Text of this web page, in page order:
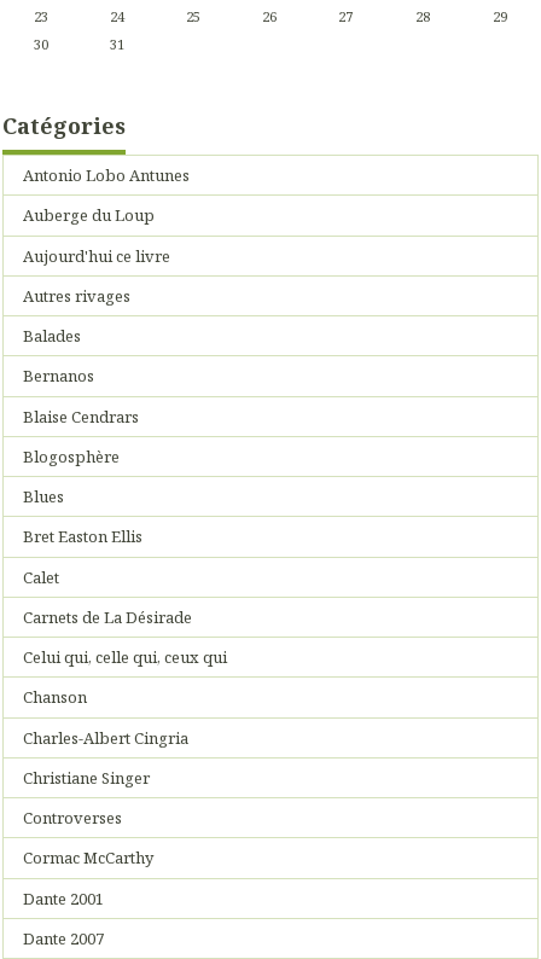
23
24 25 26 27 28
29
30
31
Catégories
Antonio Lobo Antunes
Auberge du Loup
Aujourd'hui ce livre
Autres rivages
Balades
Bernanos
Blaise Cendrars
Blogosphère
Blues
Bret Easton Ellis
Calet
Carnets de La Désirade
Celui qui, celle qui, ceux qui
Chanson
Charles-Albert Cingria
Christiane Singer
Controverses
Cormac McCarthy
Dante 2001
Dante 2007